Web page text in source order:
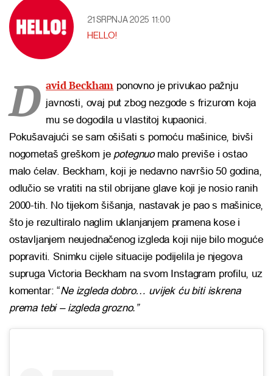
21 SRPNJA 2025 11:00
HELLO!
D avid Beckham ponovno je privukao pažnju
javnosti, ovaj put zbog nezgode s frizurom koja
mu se dogodila u vlastitoj kupaonici.
Pokušavajući se sam ošišati s pomoću mašinice, bivši
nogometaš greškom je potegnuomalo previše i ostao
malo ćelav. Beckham, koji je nedavno navršio 50 godina,
odlučio se vratiti na stil obrijane glave koji je nosio ranih
2000-tih. No tijekom šišanja, nastavak je pao s mašinice,
što je rezultiralo naglim uklanjanjem pramena kose i
ostavljanjem neujednačenog izgleda koji nije bilo moguće
popraviti. Snimku cijele situacije podijelila je njegova
supruga Victoria Beckham na svom Instagram profilu, uz
komentar: “Ne izgleda dobro… uvijek ću biti iskrena
prema tebi – izgleda grozno.”